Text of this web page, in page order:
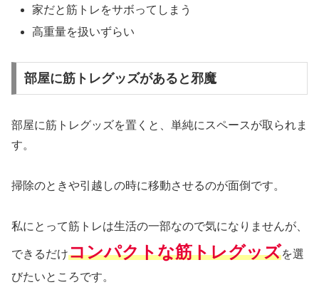
家だと筋トレをサボってしまう
高重量を扱いずらい
部屋に筋トレグッズがあると邪魔
部屋に筋トレグッズを置くと、単純にスペースが取られま
す。
掃除のときや引越しの時に移動させるのが面倒です。
私にとって筋トレは生活の一部なので気になりませんが、
できるだけコンパクトな筋トレグッズを選
びたいところです。